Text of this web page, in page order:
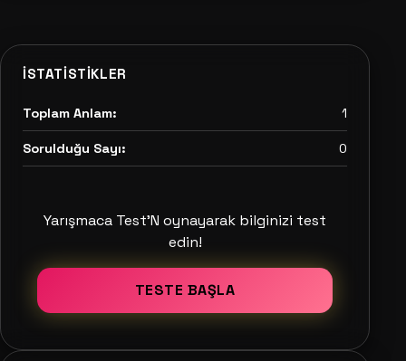
İSTATISTIKLER
Toplam Anlam: 1
Sorulduğu Sayı: 0
Yarışmaca Test'N oynayarak bilginizi test
edin!
TESTE BAŞLA